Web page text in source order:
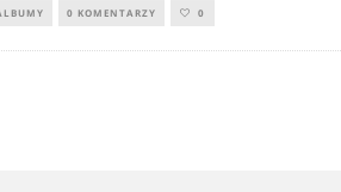
0 KOMENTARZY 0